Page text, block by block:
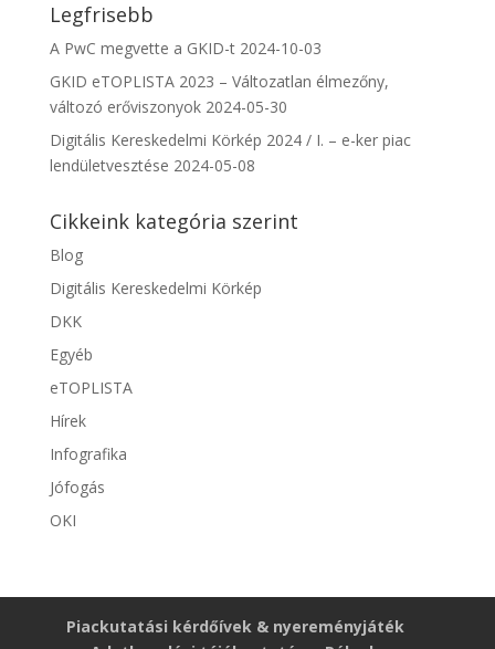
Legfrisebb
A PwC megvette a GKID-t 2024-10-03
GKID eTOPLISTA 2023 – Változatlan élmezőny,
változó erőviszonyok 2024-05-30
Digitális Kereskedelmi Körkép 2024 / I. – e-ker piac
lendületvesztése 2024-05-08
Cikkeink kategória szerint
Blog
Digitális Kereskedelmi Körkép
DKK
Egyéb
eTOPLISTA
Hírek
Infografika
Jófogás
OKI
Piackutatási kérdőívek & nyereményjáték